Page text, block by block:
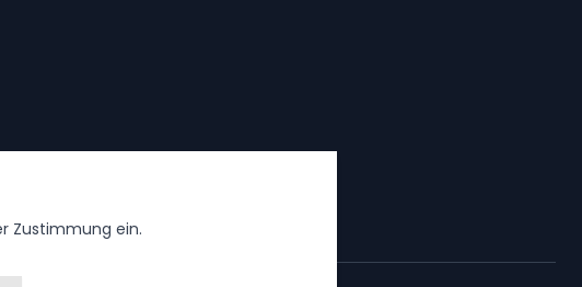
Zustimmung ein.